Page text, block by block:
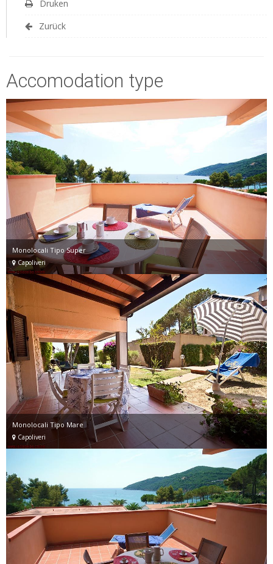
Druken
Zurück
Accomodation type
Monolocali Tipo Super
Capoliveri
Monolocali Tipo Mare
Capoliveri